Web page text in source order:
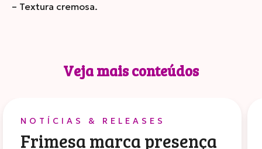
– Textura cremosa.
Veja mais conteúdos
NOTÍCIAS & RELEASES
Frimesa marca presença